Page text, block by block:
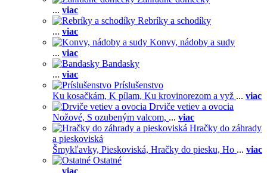
... viac
Rebríky a schodíky
... viac
Konvy, nádoby a sudy
... viac
Bandasky
... viac
Príslušenstvo
Ku kosačkám, K pílam, Ku krovinorezom a vyž ... viac
Drviče vetiev a ovocia
Nožové, S ozubeným valcom, ... viac
Hračky do záhrady
a pieskoviská
Šmykľavky, Pieskoviská, Hračky do piesku, Ho ... viac
Ostatné
... viac